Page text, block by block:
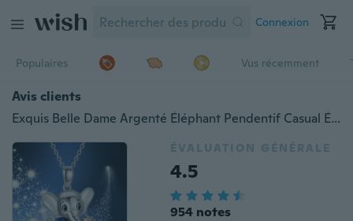
Connexion
Populaires Vus récemment
Avis clients
Exquis Belle Dame Argenté Éléphant Pendentif Casual Élégant Amour Bleu Cristal Collier Classique Dame Bijoux Accessoires Banquet Anniversaire Cadeau Saint Valentin Thanksgiving Cadeau De Noël
ÉVALUATION GÉNÉRALE
4.5
954 notes